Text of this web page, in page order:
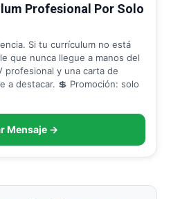
Profesional Por Solo
Si tu currículum no está
que nunca llegue a manos del
profesional y una carta de
a destacar. 💲 Promoción: solo
Mensaje →